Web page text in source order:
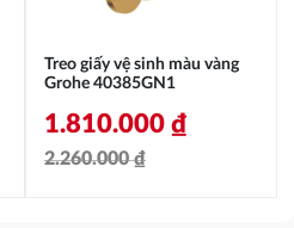
Treo giấy vệ sinh màu vàng
Grohe 40385GN1
2.260.000₫
1.810.000 ₫